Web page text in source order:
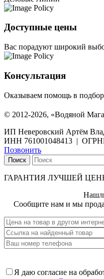
Доступные цены
Вас порадуют широкий
Консультация
Оказываем помощь в
© 2012-2026, «Водяной
ИП Неверовский Артём
ИНН 761001048413 |
Позвонить
Поиск
ГАРАНТИЯ ЛУЧШЕЙ
Сообщите нам и мы
Я даю согласие на